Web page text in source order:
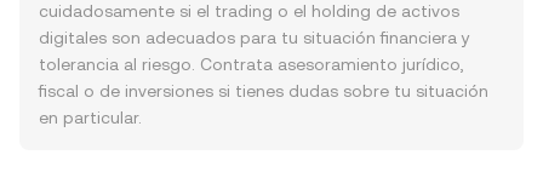
cuidadosamente si el trading o el holding de activos
digitales son adecuados para tu situación financiera y
tolerancia al riesgo. Contrata asesoramiento jurídico,
fiscal o de inversiones si tienes dudas sobre tu situación
en particular.